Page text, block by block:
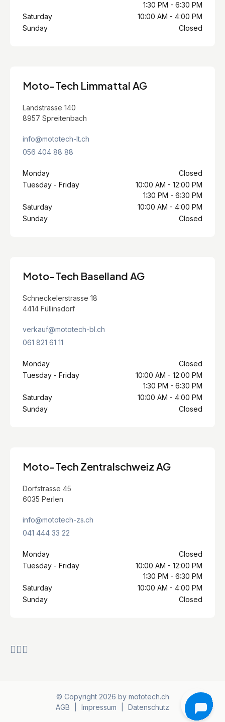
1:30 PM - 6:30 PM
Saturday
10:00 AM - 4:00 PM
Sunday
Closed
Moto-Tech Limmattal AG
Landstrasse 140
8957 Spreitenbach
info@mototech-lt.ch
056 404 88 88
Monday
Closed
Tuesday - Friday
10:00 AM - 12:00 PM
1:30 PM - 6:30 PM
Saturday
10:00 AM - 4:00 PM
Sunday
Closed
Moto-Tech Baselland AG
Schneckelerstrasse 18
4414 Füllinsdorf
verkauf@mototech-bl.ch
061 821 61 11
Monday
Closed
Tuesday - Friday
10:00 AM - 12:00 PM
1:30 PM - 6:30 PM
Saturday
10:00 AM - 4:00 PM
Sunday
Closed
Moto-Tech Zentralschweiz AG
Dorfstrasse 45
6035 Perlen
info@mototech-zs.ch
041 444 33 22
Monday
Closed
Tuesday - Friday
10:00 AM - 12:00 PM
1:30 PM - 6:30 PM
Saturday
10:00 AM - 4:00 PM
Sunday
Closed
© Copyright 2026 by mototech.ch
AGB
Impressum Datenschutz